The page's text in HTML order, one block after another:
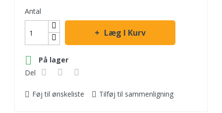
Antal
Læg I Kurv

På lager
Del
Føj til ønskeliste Tilføj til sammenligning